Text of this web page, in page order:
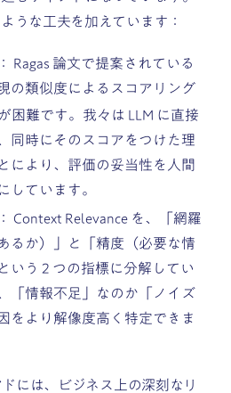
うな工夫を加えています：
： Ragas 論文で提案されている
の類似度によるスコアリング
困難です。我々は LLM に直接
同時にそのスコアをつけた理
により、評価の妥当性を人間
しています。
： Context Relevance を、「網羅
るか）」と「精度（必要な情
いう 2 つの指標に分解してい
「情報不足」なのか「ノイズ
をより解像度高く特定できま
には、ビジネス上の深刻なリ